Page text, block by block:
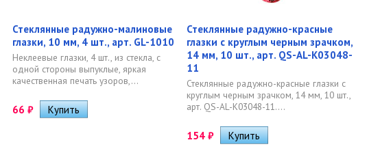
Стеклянные радужно-малиновые
глазки, 10 мм, 4 шт., арт. GL-1010
Неклеевые глазки, 4 шт., из стекла, с
одной стороны выпуклые, яркая
качественная печать узоров,...
66 ₽
Стеклянные радужно-красные
глазки с круглым черным зрачком,
14 мм, 10 шт., арт. QS-AL-K03048-
11
Стеклянные радужно-красные глазки с
круглым черным зрачком, 14 мм, 10 шт.,
арт. QS-AL-K03048-11....
154 ₽